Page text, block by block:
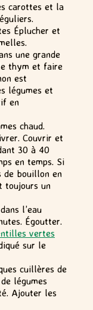
carottes et la
Éplucher et
une grande
thym et faire
est
légumes et
en
chaud.
Couvrir et
30 à 40
en temps. Si
de bouillon en
toujours un
l’eau
Égoutter.
vertes
sur le
cuillères de
légumes
Ajouter les